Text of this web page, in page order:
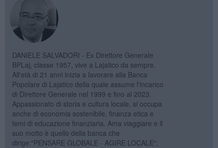
DANIELE SALVADORI - Ex Direttore Generale
BPLaj, classe 1957, vive a Lajatico da sempre.
All'età di 21 anni inizia a lavorare alla Banca
Popolare di Lajatico della quale assume l'incarico
di Direttore Generale nel 1999 e fino al 2023.
Appassionato di storia e cultura locale, si occupa
anche di economia sostenibile, finanza etica e
temi di educazione finanziaria. Ama viaggiare e il
suo motto è quello della banca che
dirige:"PENSARE GLOBALE - AGIRE LOCALE".